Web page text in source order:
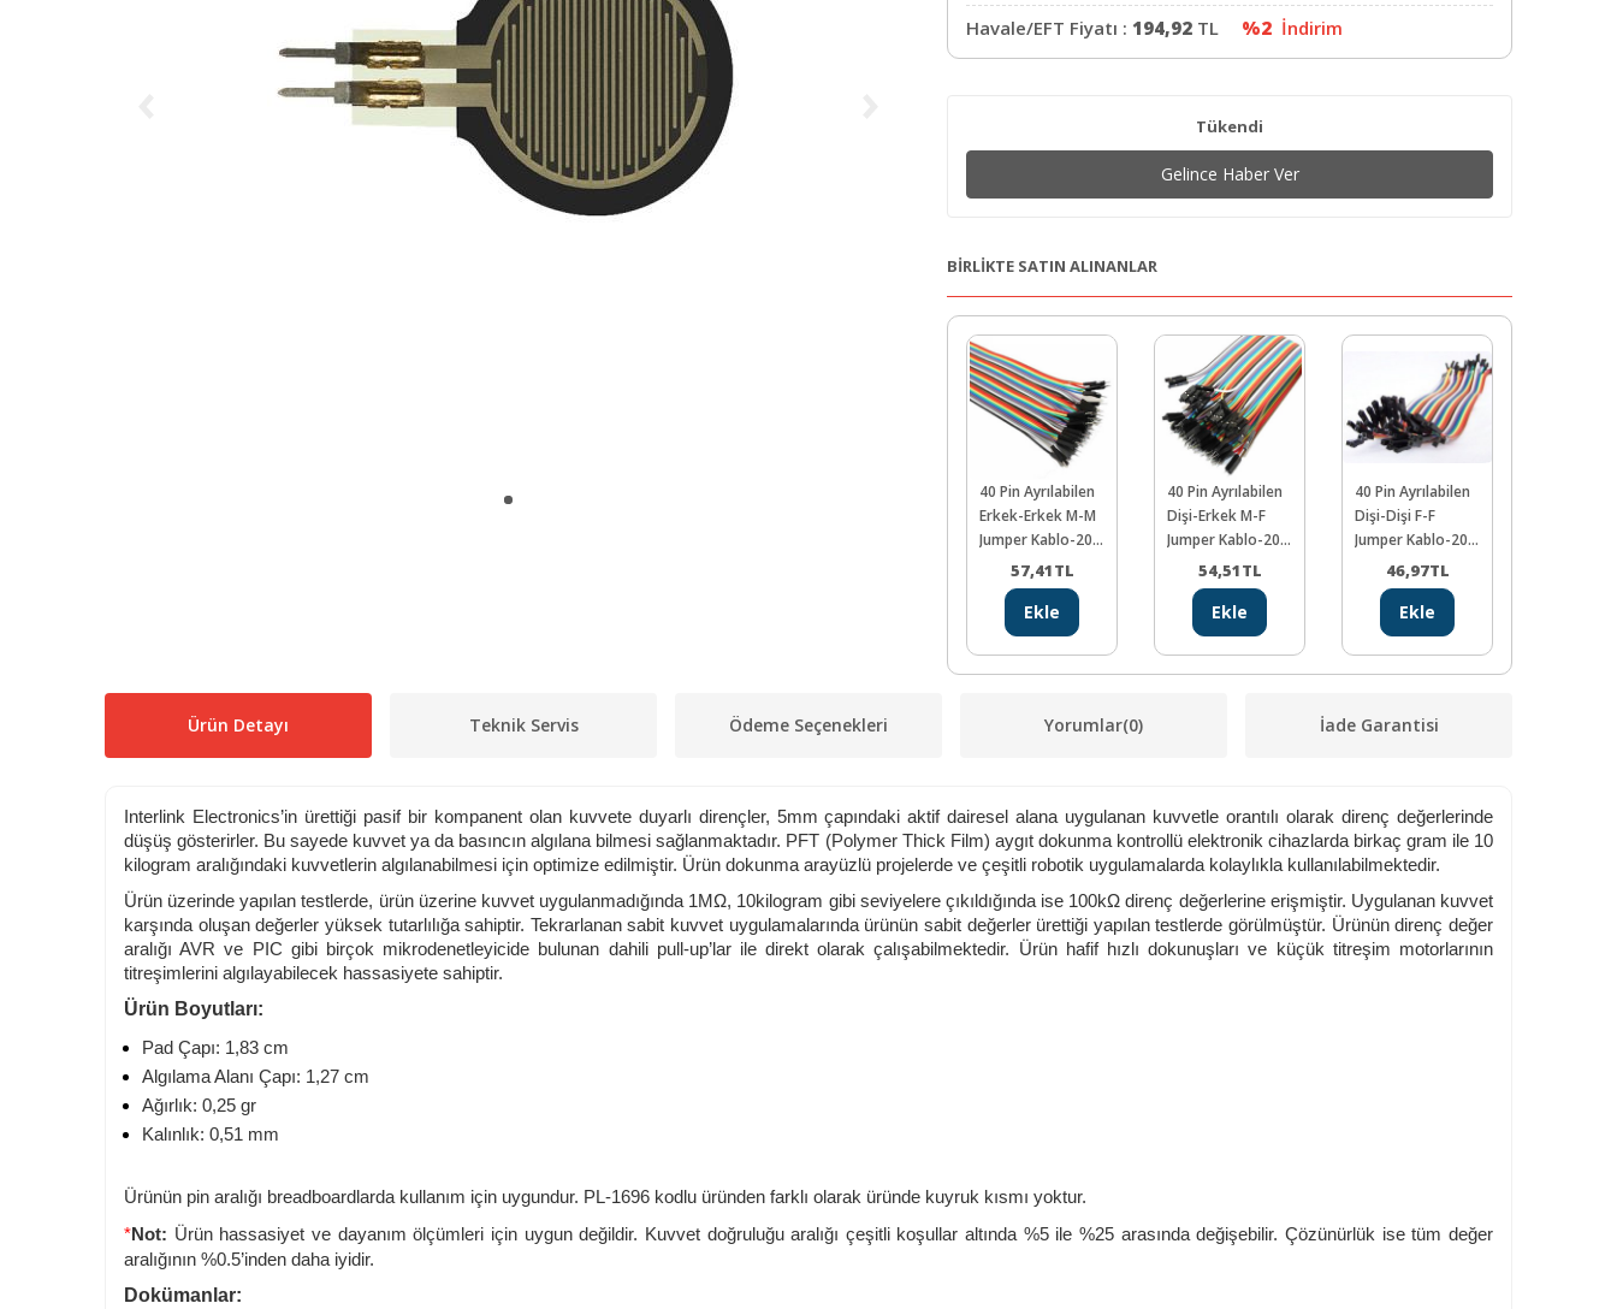
Havale/EFT Fiyatı : 194,92 TL %2 İndirim
Tükendi
Gelince Haber Ver
BİRLİKTE SATIN ALINANLAR
40 Pin Ayrılabilen
Erkek-Erkek M-M
Jumper Kablo-200
57,41TL
Ekle
40 Pin Ayrılabilen
Dişi-Erkek M-F
Jumper Kablo-200
54,51TL
Ekle
40 Pin Ayrılabilen
Dişi-Dişi F-F
Jumper Kablo-200
46,97TL
Ekle
Ürün Detayı Teknik Servis Ödeme Seçenekleri Yorumlar(0) İade Garantisi
Interlink Electronics’in ürettiği pasif bir kompanent olan kuvvete duyarlı dirençler, 5mm çapındaki aktif dairesel alana uygulanan kuvvetle orantılı olarak direnç değerlerinde
düşüş gösterirler. Bu sayede kuvvet ya da basıncın algılana bilmesi sağlanmaktadır. PFT (Polymer Thick Film) aygıt dokunma kontrollü elektronik cihazlarda birkaç gram ile 10
kilogram aralığındaki kuvvetlerin algılanabilmesi için optimize edilmiştir. Ürün dokunma arayüzlü projelerde ve çeşitli robotik uygulamalarda kolaylıkla kullanılabilmektedir.
Ürün üzerinde yapılan testlerde, ürün üzerine kuvvet uygulanmadığında 1MΩ, 10kilogram gibi seviyelere çıkıldığında ise 100kΩ direnç değerlerine erişmiştir. Uygulanan kuvvet
karşında oluşan değerler yüksek tutarlılığa sahiptir. Tekrarlanan sabit kuvvet uygulamalarında ürünün sabit değerler ürettiği yapılan testlerde görülmüştür. Ürünün direnç değer
aralığı AVR ve PIC gibi birçok mikrodenetleyicide bulunan dahili pull-up’lar ile direkt olarak çalışabilmektedir. Ürün hafif hızlı dokunuşları ve küçük titreşim motorlarının
titreşimlerini algılayabilecek hassasiyete sahiptir.
Ürün Boyutları:
Pad Çapı: 1,83 cm
Algılama Alanı Çapı: 1,27 cm
Ağırlık: 0,25 gr
Kalınlık: 0,51 mm
Ürünün pin aralığı breadboardlarda kullanım için uygundur. PL-1696 kodlu üründen farklı olarak üründe kuyruk kısmı yoktur.
*Not: Ürün hassasiyet ve dayanım ölçümleri için uygun değildir. Kuvvet doğruluğu aralığı çeşitli koşullar altında %5 ile %25 arasında değişebilir. Çözünürlük ise tüm değer
aralığının %0.5’inden daha iyidir.
Dokümanlar: